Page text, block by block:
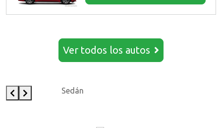
Ver todos los autos
Sedán